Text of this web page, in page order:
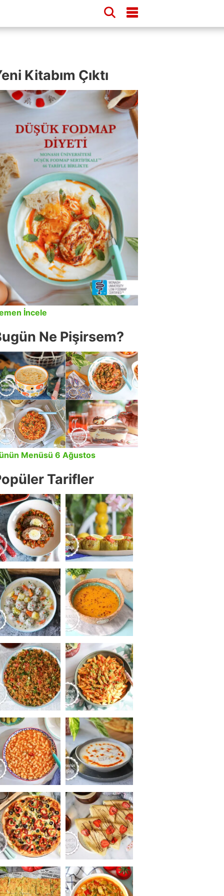
Kitabım Çıktı
İncele
Ne Pişirsem?
Menüsü 6 Ağustos
Tarifler